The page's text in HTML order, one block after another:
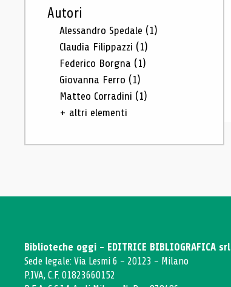
Autori
Alessandro Spedale (1)
Claudia Filippazzi (1)
Federico Borgna (1)
Giovanna Ferro (1)
Matteo Corradini (1)
+ altri elementi
Biblioteche oggi - EDITRICE BIBLIOGRAFICA srl
Sede legale: Via Lesmi 6 - 20123 - Milano
P.IVA, C.F. 01823660152